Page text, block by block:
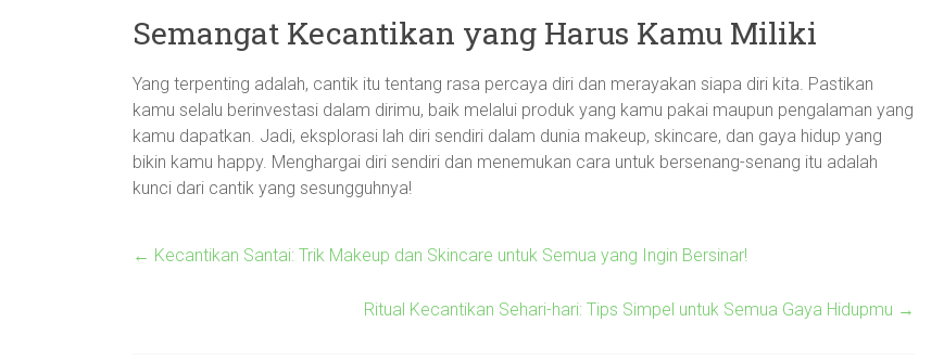
Semangat Kecantikan yang Harus Kamu Miliki
Yang terpenting adalah, cantik itu tentang rasa percaya diri dan merayakan siapa diri kita. Pastikan
kamu selalu berinvestasi dalam dirimu, baik melalui produk yang kamu pakai maupun pengalaman yang
kamu dapatkan. Jadi, eksplorasi lah diri sendiri dalam dunia makeup, skincare, dan gaya hidup yang
bikin kamu happy. Menghargai diri sendiri dan menemukan cara untuk bersenang-senang itu adalah
kunci dari cantik yang sesungguhnya!
← Kecantikan Santai: Trik Makeup dan Skincare untuk Semua yang Ingin Bersinar!
Ritual Kecantikan Sehari-hari: Tips Simpel untuk Semua Gaya Hidupmu →